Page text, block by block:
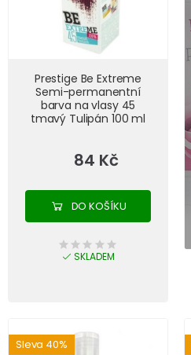
Prestige Be Extreme
Semi-permanentní
barva na vlasy 45
tmavý Tulipán 100 ml
84 Kč
DO KOŠÍKU
SKLADEM
Sleva 40%